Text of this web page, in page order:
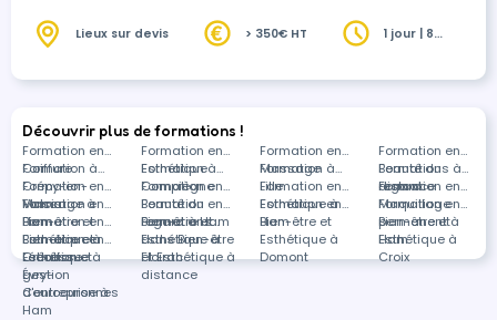
Lieux sur devis > 350€ HT
1 jour | 8
Découvrir plus de formations !
Formation en
Coiffure
Formation en
Esthétique
Formation en
Massage
Formation en
Beauté du
regard
Formation à
Crépy-en-
Valois
Formation à
Compiègne
Formation à
Lille
Formations à
distance
Formation en
Massage à
Ham
Formation en
Beauté du
regard à Ham
Formation en
Esthétique à
Ham
Formation en
Maquillage
permanent à
Ham
Formation en
Bien-être et
Esthétique à
Lécousse
Formation en
Bien-être et
Esthétique à
Floirac
Formation en
Bien-être et
Esthétique à
Domont
Formation en
Bien-être et
Esthétique à
Croix
Formation en
Bien-être et
Esthétique à
Évry-
Courcouronnes
Formations
dans Bien-être
et Esthétique à
distance
Formation en
Création et
gestion
d'entreprise à
Ham